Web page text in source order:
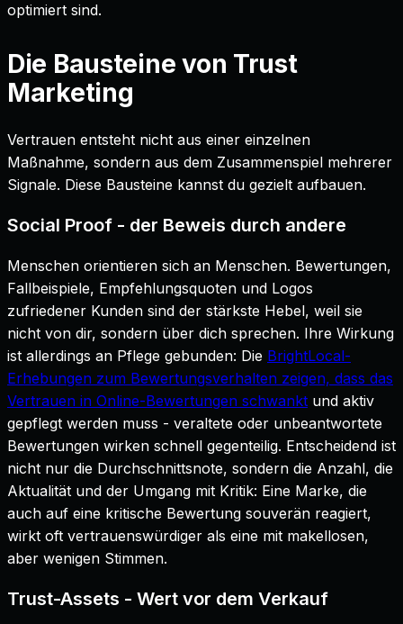
optimiert sind.
Die Bausteine von Trust
Marketing
Vertrauen entsteht nicht aus einer einzelnen
Maßnahme, sondern aus dem Zusammenspiel mehrerer
Signale. Diese Bausteine kannst du gezielt aufbauen.
Social Proof - der Beweis durch andere
Menschen orientieren sich an Menschen. Bewertungen,
Fallbeispiele, Empfehlungsquoten und Logos
zufriedener Kunden sind der stärkste Hebel, weil sie
nicht von dir, sondern über dich sprechen. Ihre Wirkung
ist allerdings an Pflege gebunden: Die BrightLocal-
Erhebungen zum Bewertungsverhalten zeigen, dass das
Vertrauen in Online-Bewertungen schwankt und aktiv
gepflegt werden muss - veraltete oder unbeantwortete
Bewertungen wirken schnell gegenteilig. Entscheidend ist
nicht nur die Durchschnittsnote, sondern die Anzahl, die
Aktualität und der Umgang mit Kritik: Eine Marke, die
auch auf eine kritische Bewertung souverän reagiert,
wirkt oft vertrauenswürdiger als eine mit makellosen,
aber wenigen Stimmen.
Trust-Assets - Wert vor dem Verkauf